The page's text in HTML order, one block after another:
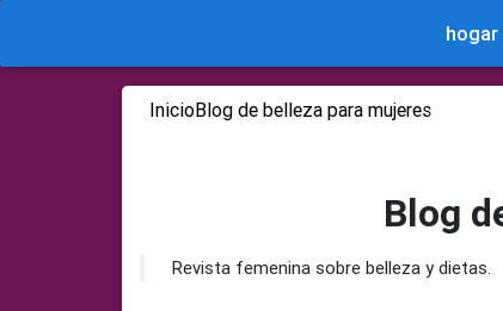
hogar
InicioBlog de belleza para mujeres
Blog
Revista femenina sobre belleza y dietas.